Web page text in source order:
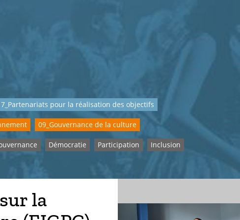
pour la réalisation des objectifs
09_Gouvernance de la culture
Démocratie Participation
Inclusion
la